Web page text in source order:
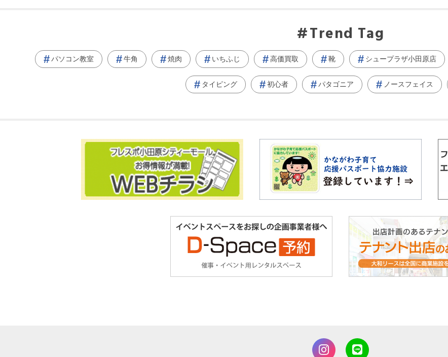
Trend Tag
パソコン教室 牛角 焼肉 いちふじ 高価買取 靴 シュープラザ小田原店
タイピング 初心者 パタゴニア ノースフェイス